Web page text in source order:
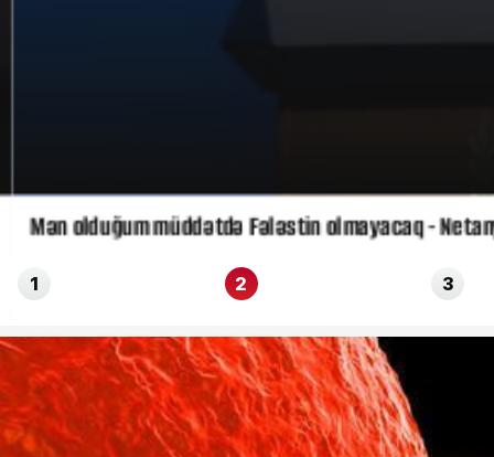
Mən olduğum müddətdə Fələstin olmayacaq -
1 2 3